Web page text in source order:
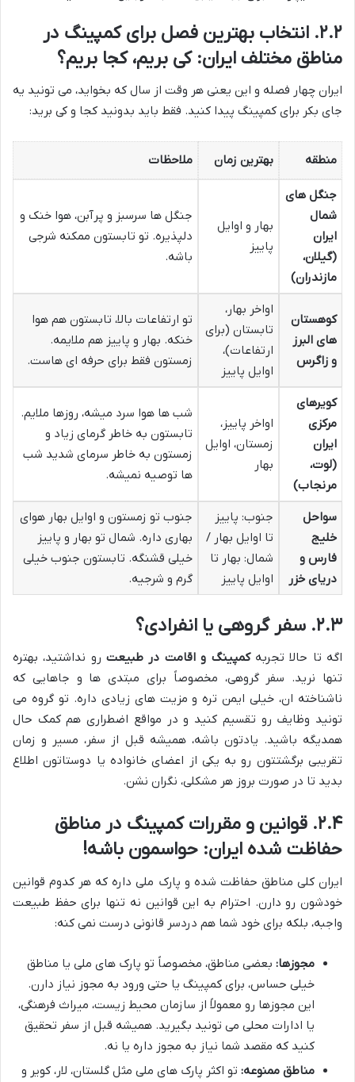
۲.۲. انتخاب بهترین فصل برای کمپینگ در
مناطق مختلف ایران: کی بریم، کجا بریم؟
ایران چهار فصله و این یعنی هر وقت از سال که بخواید، می تونید یه
جای بکر برای کمپینگ پیدا کنید. فقط باید بدونید کجا و کی برید:
منطقه بهترین زمان ملاحظات
جنگل های
شمال
ایران
(گیلان،
مازندران)
بهار و اوایل
پاییز
جنگل ها سرسبز و پرآبن، هوا خنک و
دلپذیره. تو تابستون ممکنه شرجی
باشه.
کوهستان
های البرز
و زاگرس
اواخر بهار،
تابستان (برای
ارتفاعات)،
اوایل پاییز
تو ارتفاعات بالا، تابستون هم هوا
خنکه. بهار و پاییز هم ملایمه.
زمستون فقط برای حرفه ای هاست.
کویرهای
مرکزی
ایران
(لوت،
مرنجاب)
اواخر پاییز،
زمستان، اوایل
بهار
شب ها هوا سرد میشه، روزها ملایم.
تابستون به خاطر گرمای زیاد و
زمستون به خاطر سرمای شدید شب
ها توصیه نمیشه.
سواحل
خلیج
فارس و
دریای خزر
جنوب: پاییز
تا اوایل بهار /
شمال: بهار تا
اوایل پاییز
جنوب تو زمستون و اوایل بهار هوای
بهاری داره. شمال تو بهار و پاییز
خیلی قشنگه. تابستون جنوب خیلی
گرم و شرجیه.
۲.۳. سفر گروهی یا انفرادی؟
اگه تا حالا تجربهکمپینگ و اقامت در طبیعترو نداشتید، بهتره
تنها نرید. سفر گروهی، مخصوصاً برای مبتدی ها و جاهایی که
ناشناخته ان، خیلی ایمن تره و مزیت های زیادی داره. تو گروه می
تونید وظایف رو تقسیم کنید و در مواقع اضطراری هم کمک حال
همدیگه باشید. یادتون باشه، همیشه قبل از سفر، مسیر و زمان
تقریبی برگشتتون رو به یکی از اعضای خانواده یا دوستاتون اطلاع
بدید تا در صورت بروز هر مشکلی، نگران نشن.
۲.۴. قوانین و مقررات کمپینگ در مناطق
حفاظت شده ایران: حواسمون باشه!
ایران کلی مناطق حفاظت شده و پارک ملی داره که هر کدوم قوانین
خودشون رو دارن. احترام به این قوانین نه تنها برای حفظ طبیعت
واجبه، بلکه برای خود شما هم دردسر قانونی درست نمی کنه:
مجوزها: بعضی مناطق، مخصوصاً تو پارک های ملی یا مناطق
خیلی حساس، برای کمپینگ یا حتی ورود به مجوز نیاز دارن.
این مجوزها رو معمولاً از سازمان محیط زیست، میراث فرهنگی،
یا ادارات محلی می تونید بگیرید. همیشه قبل از سفر تحقیق
کنید که مقصد شما نیاز به مجوز داره یا نه.
مناطق ممنوعه: تو اکثر پارک های ملی مثل گلستان، لار، کویر و